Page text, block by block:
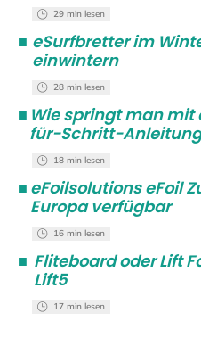
29 min lesen
■ eSurfbretter im
einwintern
28 min lesen
■ Wie springt man mit
für-Schritt-
18 min lesen
■ eFoilsolutions eFoil
Europa verfügbar
16 min lesen
■ Fliteboard oder Lift
Lift5
17 min lesen